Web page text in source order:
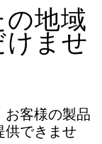
地域
ませ
お客様の製品
供できませ